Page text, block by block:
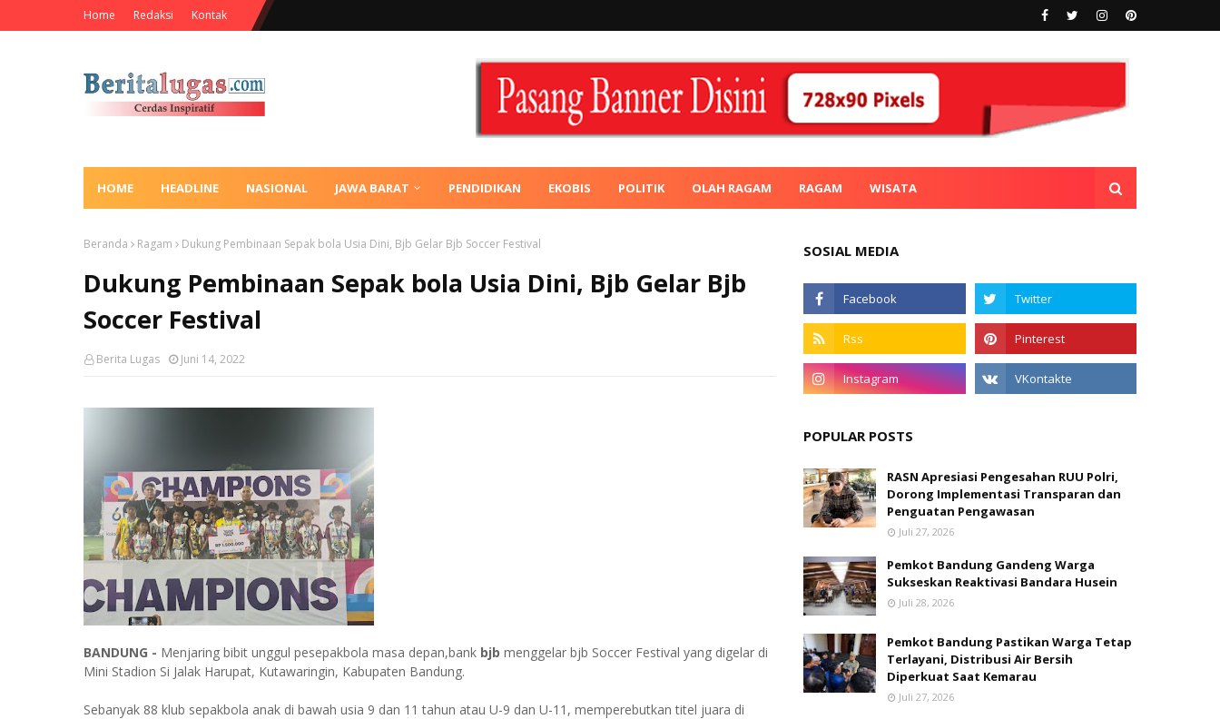
Home Redaksi Kontak
HOME HEADLINE NASIONAL JAWA BARAT PENDIDIKAN EKOBIS POLITIK OLAH RAGAM RAGAM WISATA
Beranda Ragam Dukung Pembinaan Sepak bola Usia Dini, Bjb Gelar Bjb Soccer Festival
Dukung Pembinaan Sepak bola Usia Dini, Bjb Gelar Bjb
Soccer Festival
Berita Lugas Juni 14, 2022
BANDUNG - Menjaring bibit unggul pesepakbola masa depan,bank bjb menggelar bjb Soccer Festival yang digelar di
Mini Stadion Si Jalak Harupat, Kutawaringin, Kabupaten Bandung.
Sebanyak 88 klub sepakbola anak di bawah usia 9 dan 11 tahun atau U-9 dan U-11, memperebutkan titel juara di
SOSIAL MEDIA
POPULAR POSTS
RASN Apresiasi Pengesahan RUU Polri,
Dorong Implementasi Transparan dan
Penguatan Pengawasan
Juli 27, 2026
Pemkot Bandung Gandeng Warga
Sukseskan Reaktivasi Bandara Husein
Juli 28, 2026
Pemkot Bandung Pastikan Warga Tetap
Terlayani, Distribusi Air Bersih
Diperkuat Saat Kemarau
Juli 27, 2026